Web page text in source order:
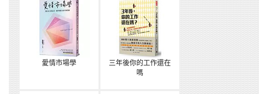
愛情市場學
三年後你的工作還在
嗎